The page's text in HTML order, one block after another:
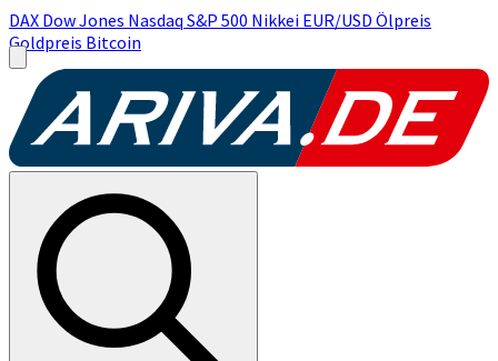
DAX Dow Jones Nasdaq S&P 500 Nikkei EUR/USD Ölpreis
Goldpreis Bitcoin